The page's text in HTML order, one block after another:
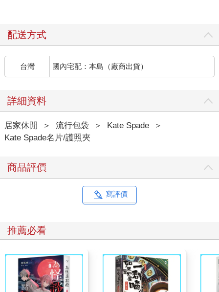
配送方式
台灣 國內宅配：本島（廠商出貨）
詳細資料
居家休閒 ＞ 流行包袋 ＞ Kate Spade
＞
Kate Spade名片/護照夾
商品評價
寫評價
推薦必看